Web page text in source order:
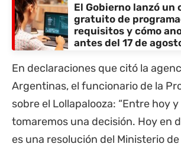
El Gobierno lanzó un
gratuito de
requisitos y cómo
antes del 17 de
En declaraciones que citó la
Argentinas, el funcionario de la
sobre el Lollapalooza: “Entre hoy
tomaremos una decisión. Hoy en
es una resolución del Ministerio